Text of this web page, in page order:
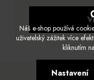
Náš e-shop používá
uživatelský zážitek více
kliknutím
Nastavení